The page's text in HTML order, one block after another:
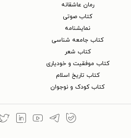
رمان عاشقانه
کتاب‌ صوتی
نمایشنامه
کتاب جامعه شناسی
کتاب شعر
کتاب موفقیت و خودیاری
کتاب تاریخ اسلام
کتاب کودک و نوجوان